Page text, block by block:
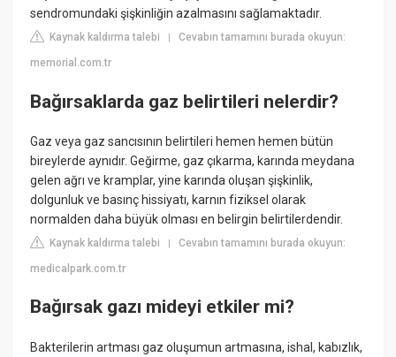
sendromundaki şişkinliğin azalmasını sağlamaktadır.
Kaynak kaldırma talebi |Cevabın tamamını burada okuyun:
memorial.com.tr
Bağırsaklarda gaz belirtileri nelerdir?
Gaz veya gaz sancısının belirtileri hemen hemen bütün
bireylerde aynıdır. Geğirme, gaz çıkarma, karında meydana
gelen ağrı ve kramplar, yine karında oluşan şişkinlik,
dolgunluk ve basınç hissiyatı, karnın fiziksel olarak
normalden daha büyük olması en belirgin belirtilerdendir.
Kaynak kaldırma talebi |Cevabın tamamını burada okuyun:
medicalpark.com.tr
Bağırsak gazı mideyi etkiler mi?
Bakterilerin artması gaz oluşumun artmasına, ishal, kabızlık,